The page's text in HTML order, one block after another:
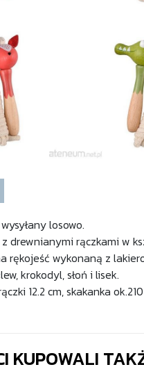
losowo.
drewnianymi rączkami w
rękojeść wykonaną z
krokodyl, słoń i lisek.
12.2 cm, skakanka
KUPOWALI